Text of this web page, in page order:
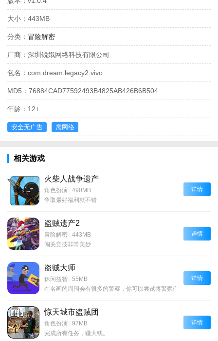
大小： 443MB
分类： 冒险解密
厂商： 深圳锐娥网络科技有限公司
包名： com.dream.legacy2.vivo
MD5： 76884CAD77592493B4825AB426B6B504
年龄： 12+
安全无广告 需网络
相关游戏
火柴人战争遗产
角色扮演 | 490MB
争取最好福利就不错
详情
盗贼遗产2
冒险解密 | 443MB
闯关竞技非常美妙
详情
盗贼大师
休闲益智 | 55MB
在名画的周围会有很多的警察，你可以尝试将警察们引开
详情
惊天城市盗贼团
角色扮演 | 97MB
完成所有任务，赚大钱。
详情